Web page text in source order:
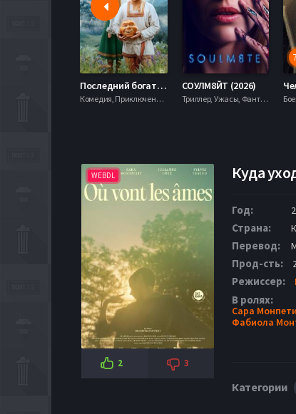
Последний богатырь. Колобок (2026)
Комедия, Приключения, Фэнтези,
СОУЛМ8ЙТ (2026)
Триллер, Ужасы, Фантастика,
WEBDL
2 3
Куда
Год:
Страна:
Перевод:
Прод-сть:
Режиссер:
В ролях:
Сара
Фабиола
Категории